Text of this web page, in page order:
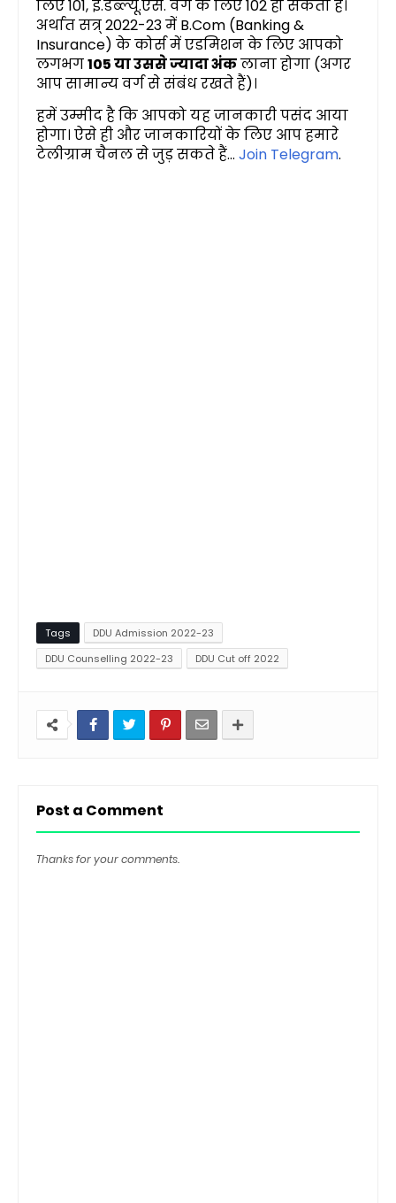
लिए 101, ई.डब्ल्यू.एस. वर्ग के लिए 102 हो सकता है।
अर्थात सत्र् 2022-23 में B.Com (Banking &
Insurance) के कोर्स में एडमिशन के लिए आपको
लगभग105 या उससे ज्यादा अंकलाना होगा (अगर
आप सामान्य वर्ग से संबंध रखते हैं)।
हमें उम्मीद है कि आपको यह जानकारी पसंद आया
होगा। ऐसे ही और जानकारियों के लिए आप हमारे
टेलीग्राम चैनल से जुड़ सकते हैं... Join Telegram.
Tags
DDU Admission 2022-23
DDU Counselling 2022-23
DDU Cut off 2022
Post a Comment
Thanks for your comments.